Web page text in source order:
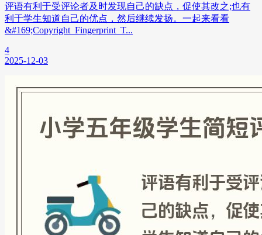
评语有利于受评论者及时发现自己的缺点，促使其改之;也有
利于学生知道自己的优点，然后继续发扬。一起来看看
&#169;Copyright_Fingerprint_T...
4
2025-12-03